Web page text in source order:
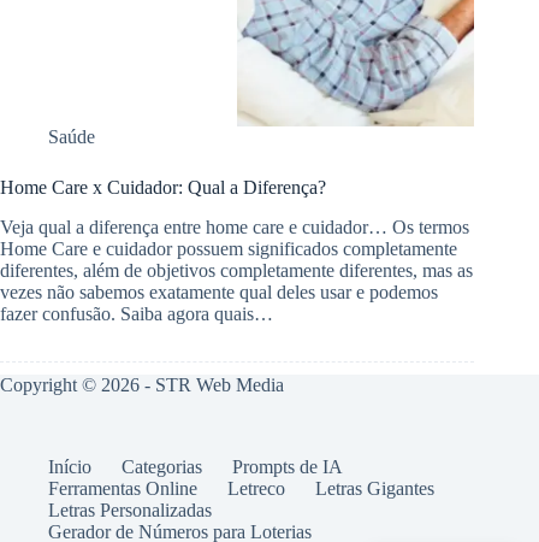
Saúde
Home Care x Cuidador: Qual a Diferença?
Veja qual a diferença entre home care e cuidador… Os termos
Home Care e cuidador possuem significados completamente
diferentes, além de objetivos completamente diferentes, mas as
vezes não sabemos exatamente qual deles usar e podemos
fazer confusão. Saiba agora quais…
Copyright © 2026 - STR Web Media
Início Categorias
Prompts de IA
Ferramentas Online
Letreco
Letras Gigantes
Letras Personalizadas
Gerador de Números para Loterias